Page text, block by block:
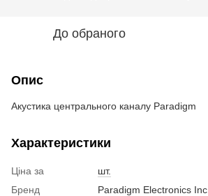
До обраного
Опис
Акустика центрального каналу Paradigm
Характеристики
Ціна за
шт.
Бренд
Paradigm Electronics Inc.